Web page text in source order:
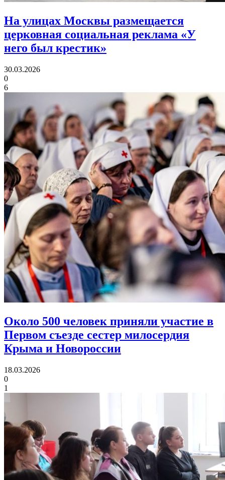
На улицах Москвы размещается
церковная социальная реклама «У
него был крестик»
30.03.2026
0
6
Около 500 человек приняли участие в
Первом съезде сестер милосердия
Крыма и Новороссии
18.03.2026
0
1